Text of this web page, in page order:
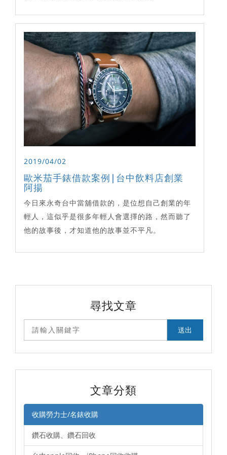
2019/04/02
歐米茄手錶借款案例|台中飲料店創業
阿揚
今日來永奇台中當舖借款的，是位想自己創業的年
輕人，這似乎是很多年輕人會選擇的路，然而聽了
他的故事後，才知道他的故事並不平凡。
尋找文章
文章分類
收購勞力士/名錶收購
鑽石收購、鑽石回收